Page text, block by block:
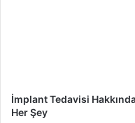
İmplant Tedavisi
Her Şey